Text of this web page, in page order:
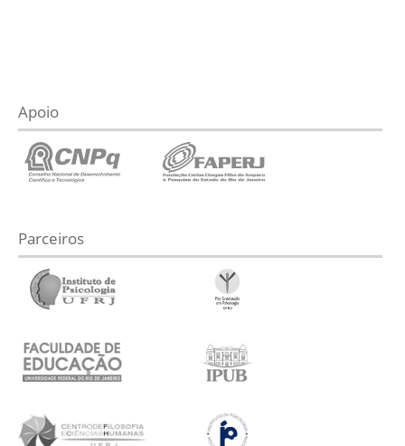
Apoio
Parceiros